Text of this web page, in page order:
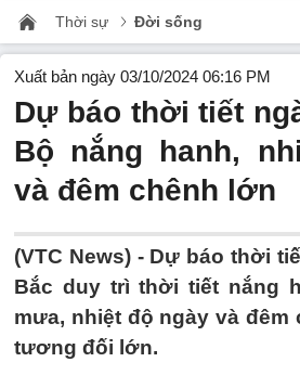
Thời sự Đời sống
Xuất bản ngày 03/10/2024 06:16 PM
Dự báo thời tiết
Bộ nắng hanh,
và đêm chênh lớn
(VTC News) - Dự báo thời
Bắc duy trì thời tiết nắng
mưa, nhiệt độ ngày và đêm
tương đối lớn.